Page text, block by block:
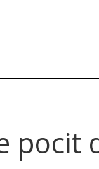
pocit